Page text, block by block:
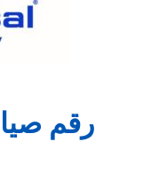
رقم